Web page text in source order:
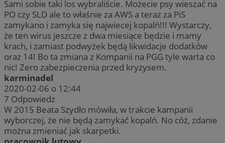
Sami sobie taki los wybraliście. Możecie psy wieszać na
PO czy SLD ale to właśnie za AWS a teraz za PiS
zamykano i zamyka się najwiecej kopalń!!! Wystarczy,
że ten wirus jeszcze z dwa miesiące będzie i mamy
krach, i zamiast podwyżek będą likwidacje dodatków
oraz 14! Bo ta zmiana z Kompanii na PGG tyle warta co
nic! Zero zabezpieczenia przed kryzysem.
karminadel
2020-02-06 o 12:44
7 Odpowiedz
W 2015 Beata Szydło mówiła, w trakcie kampanii
wyborczej, że nie będą zamykać kopalń. No cóż, zdanie
można zmieniać jak skarpetki.